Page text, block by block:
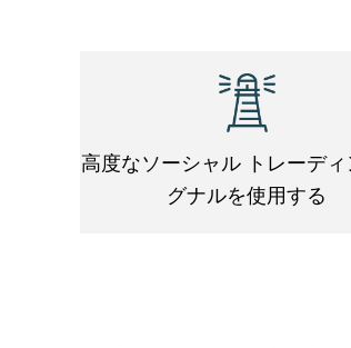
高度なソーシャル トレーデ
グナルを使用する